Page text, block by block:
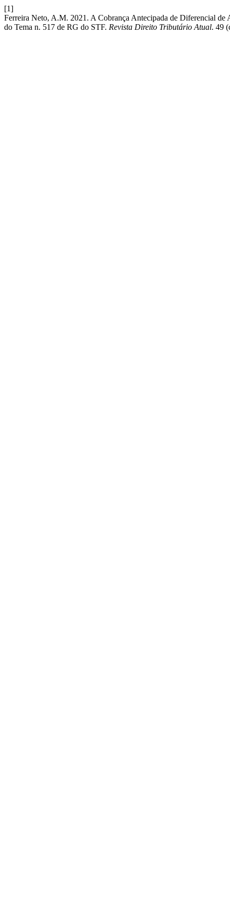
[1]
Ferreira Neto, A.M. 2021. A Cobrança Antecipada de Diferencial
do Tema n. 517 de RG do STF. Revista Direito Tributário Atual. 49